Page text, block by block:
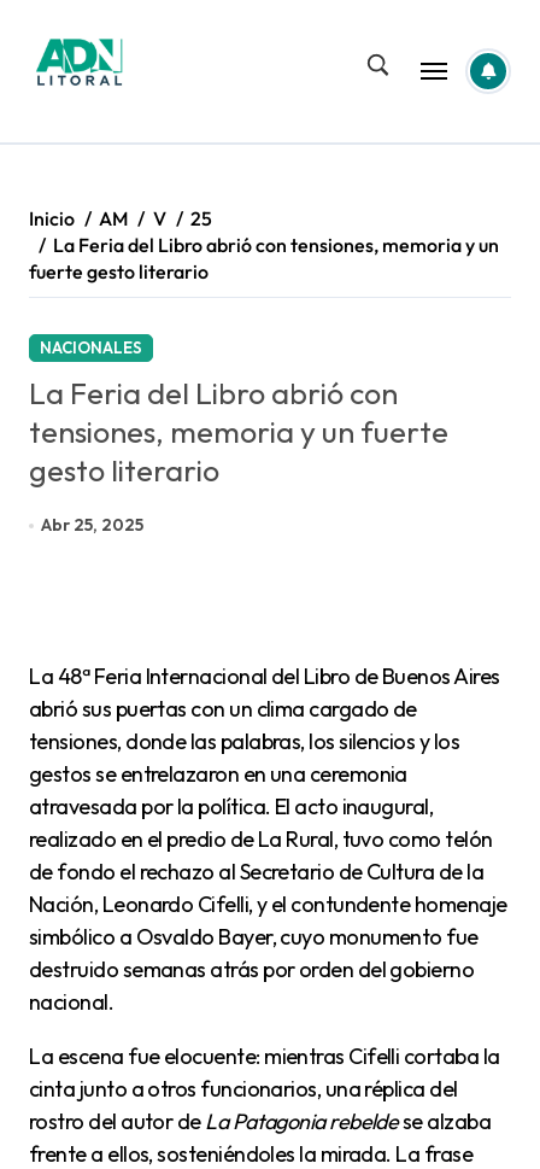
contenido
Inicio AM V
25
La Feria del Libro abrió con tensiones, memoria y un
fuerte gesto literario
NACIONALES
La Feria del Libro abrió con
tensiones, memoria y un fuerte
gesto literario
Abr 25, 2025
La 48ª Feria Internacional del Libro de Buenos Aires
abrió sus puertas con un clima cargado de
tensiones, donde las palabras, los silencios y los
gestos se entrelazaron en una ceremonia
atravesada por la política. El acto inaugural,
realizado en el predio de La Rural, tuvo como telón
de fondo el rechazo al Secretario de Cultura de la
Nación, Leonardo Cifelli, y el contundente homenaje
simbólico a Osvaldo Bayer, cuyo monumento fue
destruido semanas atrás por orden del gobierno
nacional.
La escena fue elocuente: mientras Cifelli cortaba la
cinta junto a otros funcionarios, una réplica del
rostro del autor deLa Patagonia rebeldese alzaba
frente a ellos, sosteniéndoles la mirada. La frase